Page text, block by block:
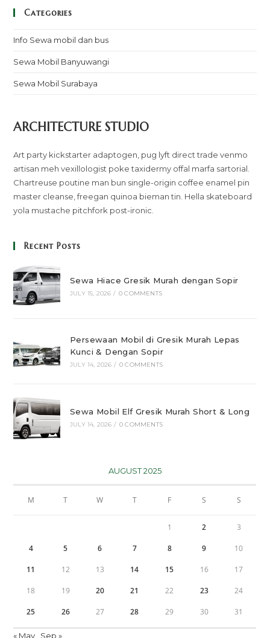
Categories
Info Sewa mobil dan bus
Sewa Mobil Banyuwangi
Sewa Mobil Surabaya
ARCHITECTURE STUDIO
Art party kickstarter adaptogen, pug lyft direct trade venmo
artisan meh vexillologist poke taxidermy offal marfa sartorial.
Chartreuse poutine man bun single-origin coffee enamel pin
master cleanse, freegan quinoa bieman tin. Hella skateboard
yola mustache pitchfork post-ironic.
Recent Posts
Sewa Hiace Gresik Murah dengan Sopir
JULY 15, 2026 / 0 COMMENTS
Persewaan Mobil di Gresik Murah Lepas
Kunci & Dengan Sopir
JULY 14, 2026 / 0 COMMENTS
Sewa Mobil Elf Gresik Murah Short & Long
JULY 14, 2026 / 0 COMMENTS
AUGUST 2025
M T W T F S S
1 2 3
4 5 6 7 8 9 10
11 12 13 14 15 16 17
18 19 20 21 22 23 24
25 26 27 28 29 30 31
« May Sep »